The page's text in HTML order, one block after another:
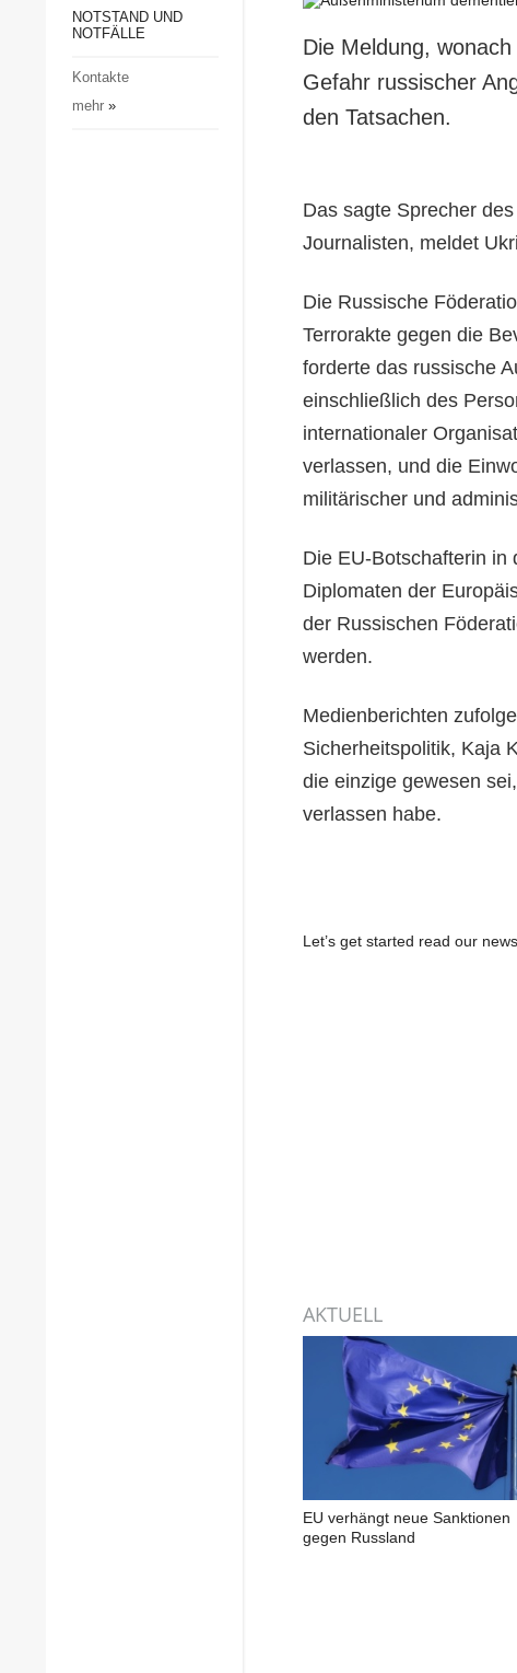
Gesellschaft und Kultur
Notstand und Notfälle
NOTSTAND UND
NOTFÄLLE
Kontakte
mehr»
Die Meldung,
Gefahr russischer
den Tatsachen.
Das sagte Sprecher
Journalisten, meldet
Die Russische
Terrorakte gegen die
forderte das russische
einschließlich des
internationaler
verlassen, und die
militärischer und
Die EU-Botschafterin in
Diplomaten der
der Russischen
werden.
Medienberichten
Sicherheitspolitik, Kaja
die einzige gewesen
verlassen habe.
Let’s get started read our
AKTUELL
EU verhängt neue Sanktionen
gegen Russland